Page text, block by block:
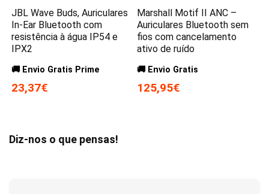
JBL Wave Buds, Auriculares
In-Ear Bluetooth com
resistência à água IP54 e
IPX2
🚚 Envio Gratis Prime
23,37€
Marshall Motif II ANC –
Auriculares Bluetooth sem
fios com cancelamento
ativo de ruído
🚚 Envio Gratis
125,95€
Diz-nos o que pensas!